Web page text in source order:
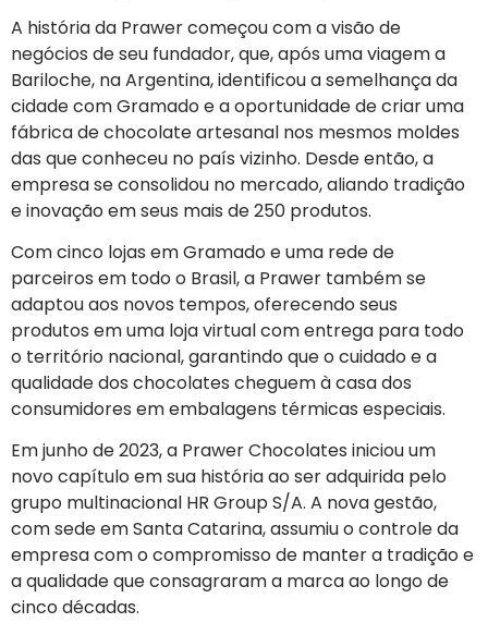
A história da Prawer começou com a visão de
negócios de seu fundador, que, após uma viagem a
Bariloche, na Argentina, identificou a semelhança da
cidade com Gramado e a oportunidade de criar uma
fábrica de chocolate artesanal nos mesmos moldes
das que conheceu no país vizinho. Desde então, a
empresa se consolidou no mercado, aliando tradição
e inovação em seus mais de 250 produtos.
Com cinco lojas em Gramado e uma rede de
parceiros em todo o Brasil, a Prawer também se
adaptou aos novos tempos, oferecendo seus
produtos em uma loja virtual com entrega para todo
o território nacional, garantindo que o cuidado e a
qualidade dos chocolates cheguem à casa dos
consumidores em embalagens térmicas especiais.
Em junho de 2023, a Prawer Chocolates iniciou um
novo capítulo em sua história ao ser adquirida pelo
grupo multinacional HR Group S/A. A nova gestão,
com sede em Santa Catarina, assumiu o controle da
empresa com o compromisso de manter a tradição e
a qualidade que consagraram a marca ao longo de
cinco décadas.